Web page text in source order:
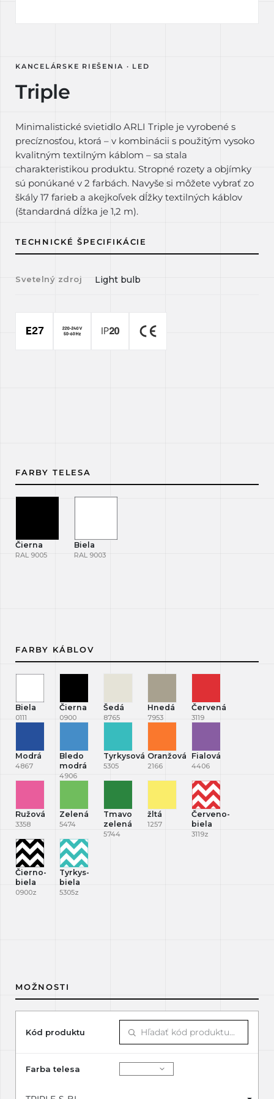
KANCELÁRSKE RIEŠENIA · LED
Triple
Minimalistické svietidlo ARLI Triple je vyrobené s
precíznosťou, ktorá – v kombinácii s použitým vysoko
kvalitným textilným káblom – sa stala
charakteristikou produktu. Stropné rozety a objímky
sú ponúkané v 2 farbách. Navyše si môžete vybrať zo
škály 17 farieb a akejkoľvek dĺžky textilných káblov
(štandardná dĺžka je 1,2 m).
TECHNICKÉ ŠPECIFIKÁCIE
Svetelný zdroj Light bulb
FARBY TELESA
Čierna
RAL 9005
Biela
RAL 9003
FARBY KÁBLOV
Biela
0111
Čierna
0900
Šedá
8765
Hnedá
7953
Červená
3119
Modrá
4867
Bledo
modrá
4906
Tyrkysová
5305
Oranžová
2166
Fialová
4406
Ružová
3358
Zelená
5474
Tmavo
zelená
5744
žltá
1257
Červeno-
biela
3119z
Čierno-
biela
0900z
Tyrkys-
biela
5305z
MOŽNOSTI
Kód produktu
Farba telesa